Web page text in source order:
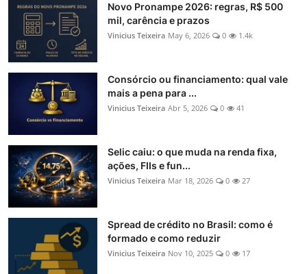
Novo Pronampe 2026: regras, R$ 500
mil, carência e prazos
Vinicius Teixeira May 6, 2026 0 1.4k
Consórcio ou financiamento: qual vale
mais a pena para ...
Vinicius Teixeira Abr 5, 2026 0 41
Selic caiu: o que muda na renda fixa,
ações, FIIs e fun...
Vinicius Teixeira Mar 18, 2026 0 27
Spread de crédito no Brasil: como é
formado e como reduzir
Vinicius Teixeira Nov 10, 2025 0 17